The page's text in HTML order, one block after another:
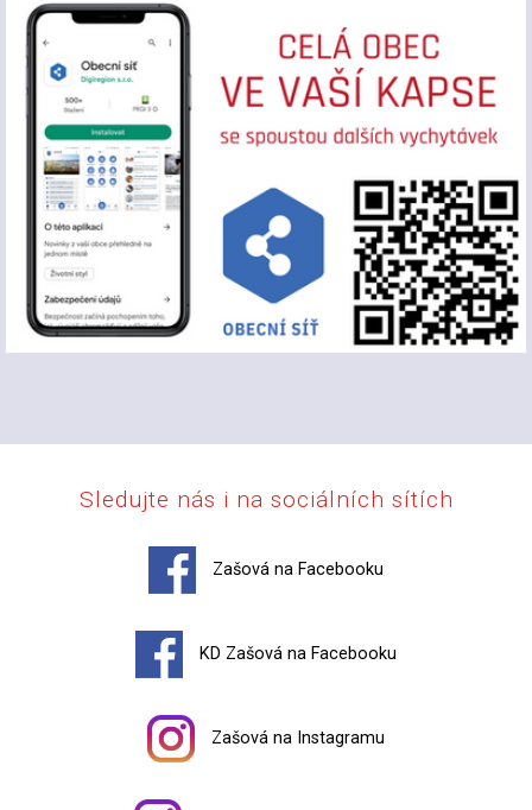
Sledujte nás i na sociálních sítích
Zašová na Facebooku
KD Zašová na Facebooku
Zašová na Instagramu